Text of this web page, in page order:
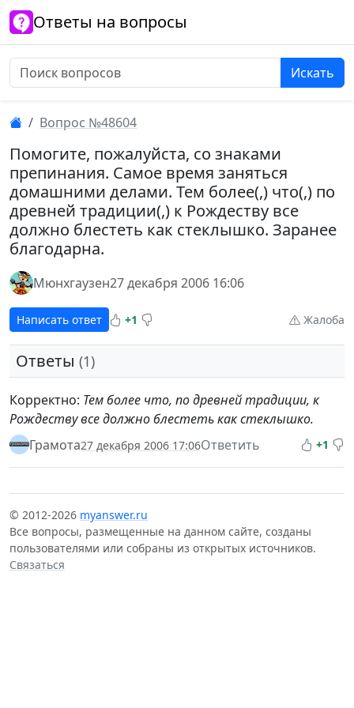
Ответы на вопросы
Искать
Вопрос №48604
Помогите, пожалуйста, со знаками
препинания. Самое время заняться
домашними делами. Тем более(,) что(,) по
древней традиции(,) к Рождеству все
должно блестеть как стеклышко. Заранее
благодарна.
Мюнхгаузен27 декабря 2006 16:06
Написать ответ +1 Жалоба
Ответы (1)
Корректно: Тем более что, по древней традиции, к
Рождеству все должно блестеть как стеклышко.
Грамота27 декабря 2006 17:06Ответить +1
© 2012-2026 myanswer.ru
Все вопросы, размещенные на данном сайте, созданы
пользователями или собраны из открытых источников.
Связаться